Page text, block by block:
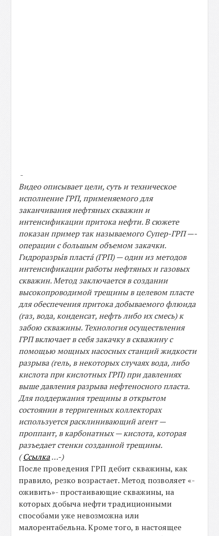
-
Видео описывает цели, суть и техническое
исполнение ГРП, применяемого для
заканчивания нефтяных скважин и
интенсификации притока нефти. В сюжете
показан пример так называемого Супер-ГРП —-
операции с большым объемом закачки.
Гидроразры́в пласта́ (ГРП) — один из методов
интенсификации работы нефтяных и газовых
скважин. Метод заключается в создании
высокопроводимой трещины в целевом пласте
для обеспечения притока добываемого флюида
(газ, вода, конденсат, нефть либо их смесь) к
забою скважины. Технология осуществления
ГРП включает в себя закачку в скважину с
помощью мощных насосных станций жидкости
разрыва (гель, в некоторых случаях вода, либо
кислота при кислотных ГРП) при давлениях
выше давления разрыва нефтеносного пласта.
Для поддержания трещины в открытом
состоянии в терригенных коллекторах
используется расклинивающий агент —
проппант, в карбонатных — кислота, которая
разъедает стенки созданной трещины.
(Ссылка…-)
После проведения ГРП дебит скважины, как
правило, резко возрастает. Метод позволяет «-
оживить»- простаивающие скважины, на
которых добыча нефти традиционными
способами уже невозможна или
малорентабельна. Кроме того, в настоящее